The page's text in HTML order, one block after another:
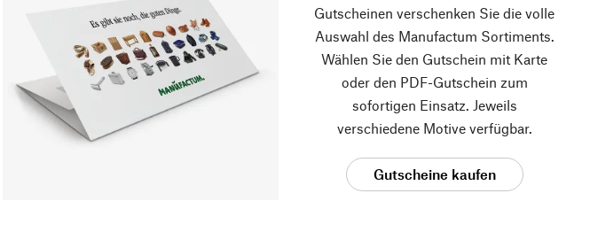
Gutscheinen verschenken Sie die volle
Auswahl des Manufactum Sortiments.
Wählen Sie den Gutschein mit Karte
oder den PDF-Gutschein zum
sofortigen Einsatz. Jeweils
verschiedene Motive verfügbar.
Gutscheine kaufen